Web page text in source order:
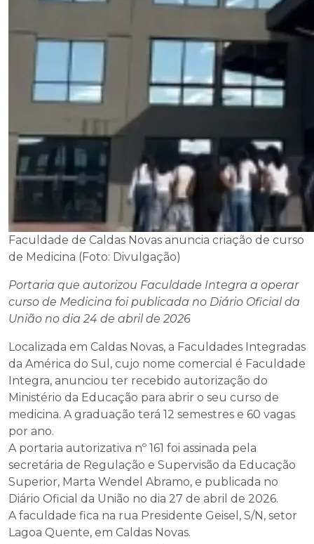
Faculdade de Caldas Novas anuncia criação de curso
de Medicina (Foto: Divulgação)
Portaria que autorizou Faculdade Integra a operar
curso de Medicina foi publicada no Diário Oficial da
União no dia 24 de abril de 2026
Localizada em Caldas Novas, a Faculdades Integradas
da América do Sul, cujo nome comercial é Faculdade
Integra, anunciou ter recebido autorização do
Ministério da Educação para abrir o seu curso de
medicina. A graduação terá 12 semestres e 60 vagas
por ano.
A portaria autorizativa nº 161 foi assinada pela
secretária de Regulação e Supervisão da Educação
Superior, Marta Wendel Abramo, e publicada no
Diário Oficial da União no dia 27 de abril de 2026.
A faculdade fica na rua Presidente Geisel, S/N, setor
Lagoa Quente, em Caldas Novas.